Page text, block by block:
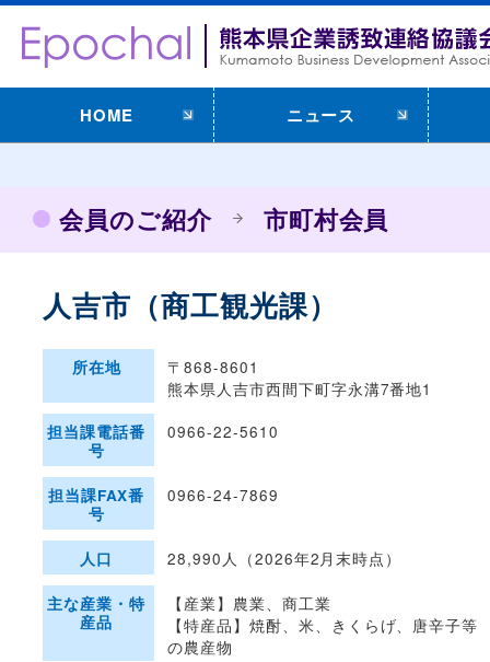
HOME ニュース
会員のご紹介 市町村会員
人吉市（商工観光課）
所在地
〒868-8601
熊本県人吉市西間下町字永溝7番地1
担当課電話番
号
0966-22-5610
担当課FAX番
号
0966-24-7869
人口 28,990人（2026年2月末時点）
主な産業・特
産品
【産業】農業、商工業
【特産品】焼酎、米、きくらげ、唐辛子等
の農産物